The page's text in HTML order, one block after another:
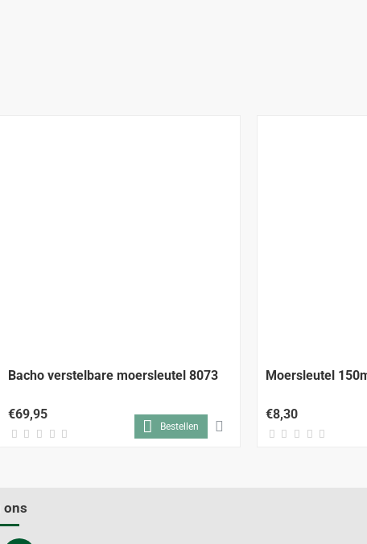
Bacho verstelbare moersleutel 8073
€69,95
Bestellen
Moersleutel
€8,30
ons